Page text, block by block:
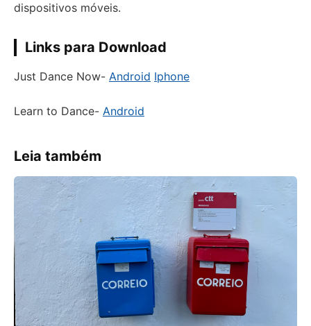
dispositivos móveis.
Links para Download
Just Dance Now- Android Iphone
Learn to Dance- Android
Leia também